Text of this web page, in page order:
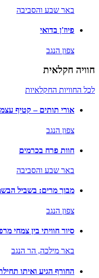
באר שבע והסביבה
פיוז'ן בדואי
צפון הנגב
חוויה חקלאית
לכל החוויות החקלאיות
אורי תותים – קטיף
צפון הנגב
חוות פרח בכרמים
באר שבע והסביבה
מבוך מרים: בשביל
צפון הנגב
סיור חוויתי בין צמחי
באר מילכה, הר הנגב
החורף הגיע ואיתו